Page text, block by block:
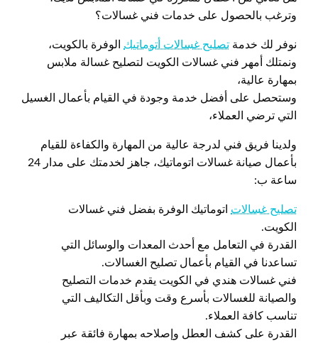
وترغب بالحصول على خدمات فني غسالات؟
نوفر لك خدمة تصليح غسالات أتوماتيك الوفرة بالكويت،
ونمتلك أمهر فني غسالات الكويت لتصليح غسالة ملابس
بمهارة عالية،
وستحصل على أفضل خدمة وجودة في القيام بأعمال الغسيل
التي ترضي العملاء،
ولدينا فريق فني لدرجة عالية من المهارة والكفاءة للقيام
بأعمال صيانة غسالات اتوماتيك، جاهز لخدمتك على مدار 24
ساعة ب:
تصليح غسالات اتوماتيك الوفرة بفضل فني غسالات
الكويت.
القدرة في التعامل مع أحدث المعدات والوسائل التي
تساعدنا في القيام بأعمال تصليح الغسالات.
فني غسالات هندي في الكويت يقدم خدمات التصليح
والصيانة للغسالات بأسرع وقت وبأقل التكاليف التي
تناسب كافة العملاء.
القدرة على كشف العطل وإصلاحه بمهارة فائقة عبر